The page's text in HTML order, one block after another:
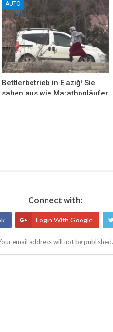
AUTO
Bettlerbetrieb in Elazığ! Sie
sahen aus wie Marathonläufer
Connect with:
Login With Google
email address will not be published.